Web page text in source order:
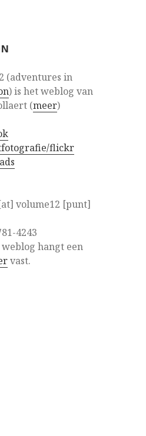
(adventures in
) is het weblog van
(meer)
flickr
volume12 [punt]
4243
weblog hangt een
vast.